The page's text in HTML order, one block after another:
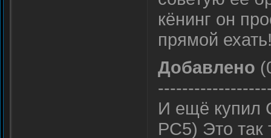
кёнинг он
прямой
Добавлено
И ещё купил
РС5) Это так